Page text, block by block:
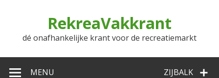
RekreaVakkrant
dé onafhankelijke krant voor de recreatiemarkt
ZIJBALK
MENU